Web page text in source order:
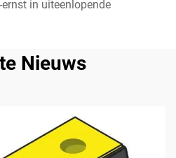
in uiteenlopende
Nieuws